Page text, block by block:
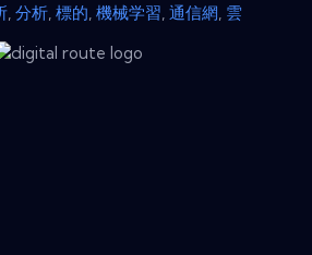
分析 標的 機械学習 通信網 雲